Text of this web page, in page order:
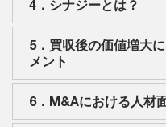
4．シナジーとは？
5．買収後の価値増大
メント
6．M&Aにおける人材